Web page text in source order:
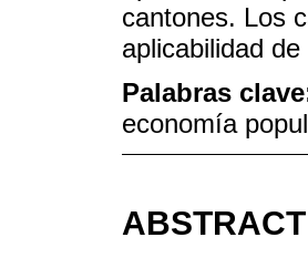
cantones. Los
aplicabilidad
Palabras
economía
ABSTRACT